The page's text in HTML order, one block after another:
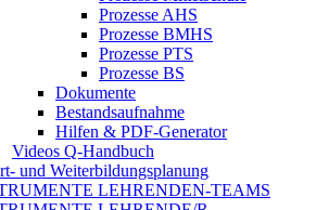
Prozesse AHS
Prozesse BMHS
Prozesse PTS
Prozesse BS
Dokumente
Bestandsaufnahme
Hilfen & PDF-Generator
Videos Q-Handbuch
und Weiterbildungsplanung
LEHRENDEN-TEAMS